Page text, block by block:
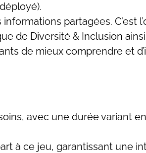
partagées. C’est
de Diversité & Inclusion ainsi
de mieux comprendre et
avec une durée variant
à ce jeu, garantissant une